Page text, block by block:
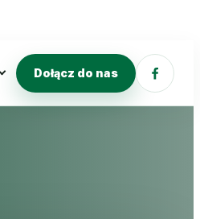
Dołącz do nas